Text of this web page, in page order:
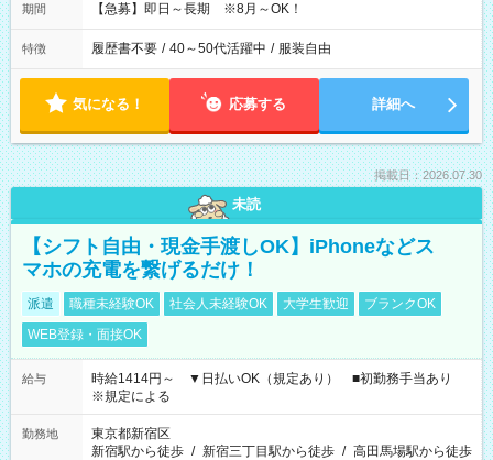
期間 【急募】即日～長期 ※8月～OK！
特徴 履歴書不要 / 40～50代活躍中 / 服装自由
気になる！ 応募する 詳細へ
掲載日：2026.07.30
未読
【シフト自由・現金手渡しOK】iPhoneなどス
マホの充電を繋げるだけ！
派遣 職種未経験OK 社会人未経験OK 大学生歓迎
ブランクOK
WEB登録・面接OK
給与
時給1414円～ ▼日払いOK（規定あり） ■初勤務手当あり
※規定による
勤務地
東京都新宿区
新宿駅から徒歩 / 新宿三丁目駅から徒歩 / 高田馬場駅から徒歩